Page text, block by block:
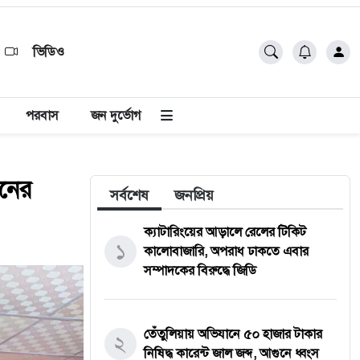
ভিডিও
পরবাস জন দুর্ভোগ
সর্বশেষ জনপ্রিয়
১
ক্যাটারিংয়ের আড়ালে রেলের টিকিট
কালোবাজারি, অপরাধ ঢাকতে এবার
সম্পাদকের বিরুদ্ধে জিডি
২
তেঁতুলিয়ায় অভিযানে ৫০ হাজার টাকার
নিষিদ্ধ কারেন্ট জাল জব্দ, আগুনে ধ্বংস